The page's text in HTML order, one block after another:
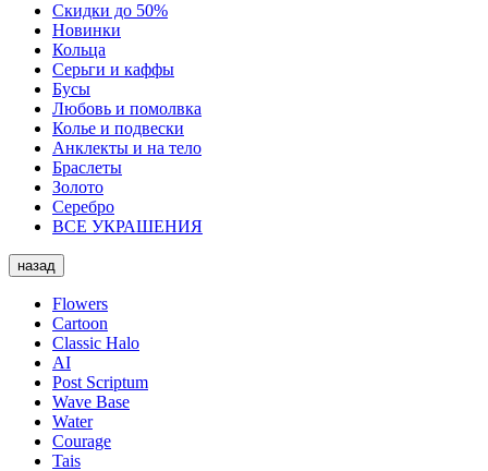
Скидки до 50%
Новинки
Кольца
Серьги и каффы
Бусы
Любовь и помолвка
Колье и подвески
Анклекты и на тело
Браслеты
Золото
Серебро
ВСЕ УКРАШЕНИЯ
назад
Flowers
Cartoon
Classic Halo
AI
Post Scriptum
Wave Base
Water
Courage
Tais